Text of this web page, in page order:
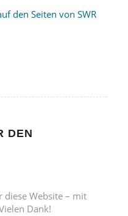
den Seiten von SWR
DEN
diese Website – mit
Dank!